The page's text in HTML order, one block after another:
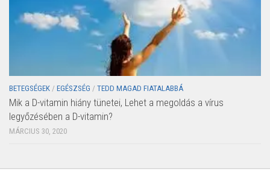
BETEGSÉGEK / EGÉSZSÉG / TEDD MAGAD FIATALABBÁ
Mik a D-vitamin hiány tünetei, Lehet a megoldás a vírus
legyőzésében a D-vitamin?
MÁRCIUS 30, 2020